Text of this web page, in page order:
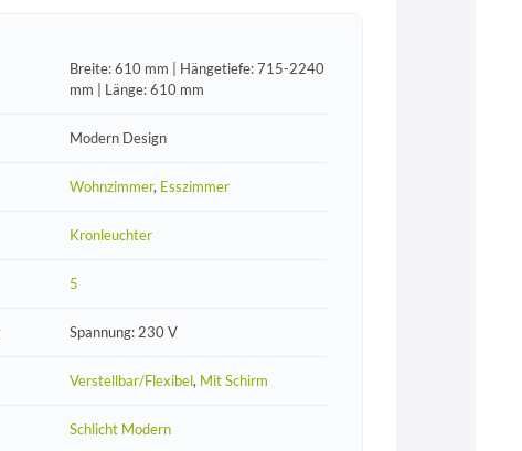
Breite: 610 mm | Hängetiefe: 715-2240
mm | Länge: 610 mm
Modern Design
Wohnzimmer, Esszimmer
Kronleuchter
5
Spannung: 230 V
Verstellbar/Flexibel, Mit Schirm
Schlicht Modern